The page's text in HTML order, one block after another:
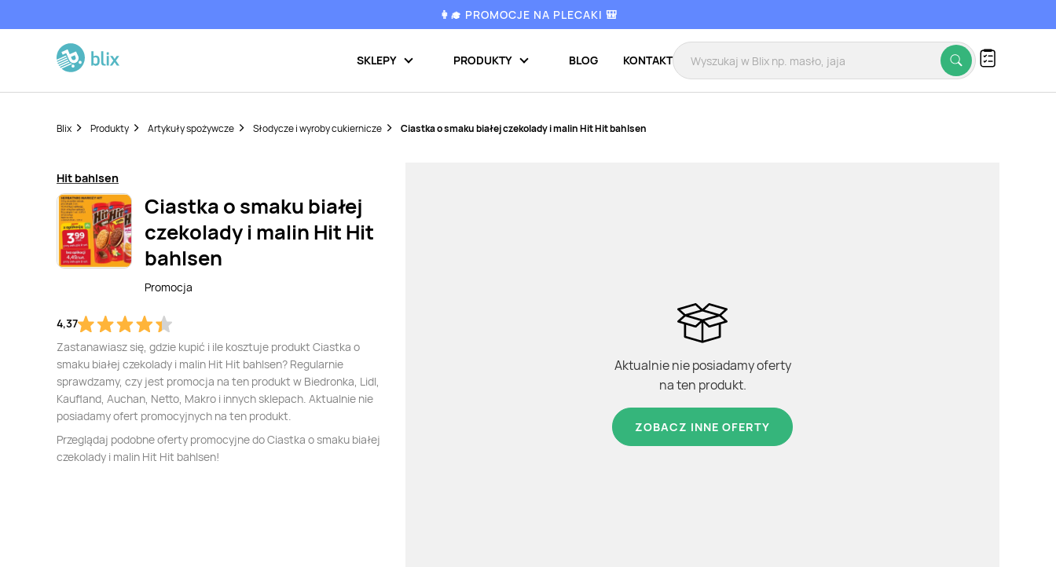
👩‍🎓 PROMOCJE NA PLECAKI 🎒
SKLEPY PRODUKTY BLOG KONTAKT
Blix Produkty Artykuły spożywcze Słodycze i wyroby cukiernicze Ciastka o smaku białej czekolady i malin Hit Hit bahlsen
Hit bahlsen
Ciastka o smaku białej
czekolady i malin Hit Hit
bahlsen
Promocja
4,37
Zastanawiasz się, gdzie kupić i ile kosztuje produkt Ciastka o
smaku białej czekolady i malin Hit Hit bahlsen? Regularnie
sprawdzamy, czy jest promocja na ten produkt w Biedronka, Lidl,
Kaufland, Auchan, Netto, Makro i innych sklepach. Aktualnie nie
posiadamy ofert promocyjnych na ten produkt.
Przeglądaj podobne oferty promocyjne do Ciastka o smaku białej
czekolady i malin Hit Hit bahlsen!
Aktualnie nie posiadamy oferty
na ten produkt.
ZOBACZ INNE OFERTY